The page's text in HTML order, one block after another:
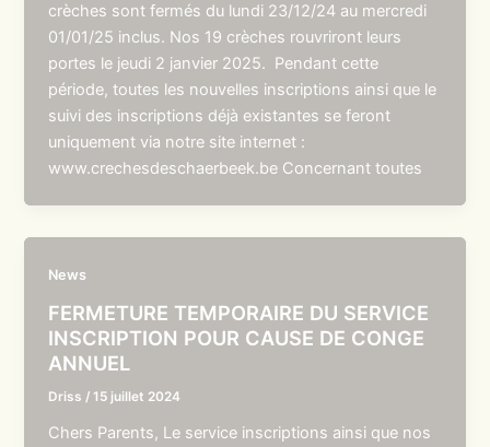
crèches sont fermés du lundi 23/12/24 au mercredi
01/01/25 inclus. Nos 19 crèches rouvriront leurs
portes le jeudi 2 janvier 2025. Pendant cette
période, toutes les nouvelles inscriptions ainsi que le
suivi des inscriptions déjà existantes se feront
uniquement via notre site internet :
www.crechesdeschaerbeek.be Concernant toutes
News
FERMETURE TEMPORAIRE DU SERVICE
INSCRIPTION POUR CAUSE DE CONGE
ANNUEL
Driss /15 juillet 2024
Chers Parents, Le service inscriptions ainsi que nos